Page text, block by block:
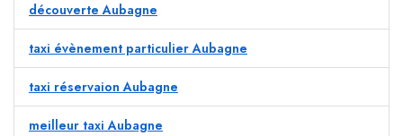
découverte Aubagne
taxi évènement particulier Aubagne
taxi réservaion Aubagne
meilleur taxi Aubagne